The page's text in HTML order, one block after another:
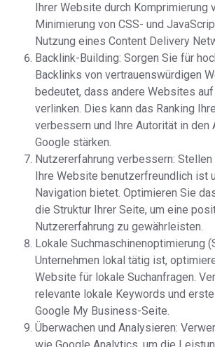
Ihrer Website durch Komprimierung
Minimierung von CSS- und
Nutzung eines Content Delivery
Backlink-Building: Sorgen Sie für
Backlinks von vertrauenswürdigen
bedeutet, dass andere Websites
verlinken. Dies kann das Ranking
verbessern und Ihre Autorität in den
Google stärken.
Nutzererfahrung verbessern:
Ihre Website benutzerfreundlich ist
Navigation bietet. Optimieren Sie
die Struktur Ihrer Seite, um eine
Nutzererfahrung zu gewährleisten.
Lokale Suchmaschinenoptimierung
Unternehmen lokal tätig ist,
Website für lokale Suchanfragen.
relevante lokale Keywords und
Google My Business-Seite.
Überwachen und Analysieren: